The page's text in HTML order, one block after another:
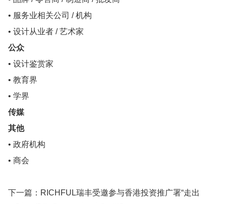
• 服务业相关公司 / 机构
• 设计从业者 / 艺术家
公众
• 设计鉴赏家
• 教育界
• 学界
传媒
其他
• 政府机构
• 商会
下一篇： RICHFUL瑞丰受邀参与香港投资推广署“走出